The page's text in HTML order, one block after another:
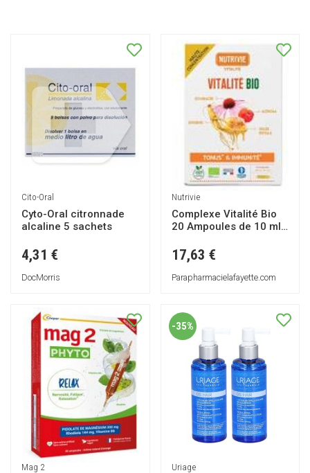
Cito-Oral
Cyto-Oral citronnade
alcaline 5 sachets
4,31 €
DocMorris
Nutrivie
Complexe Vitalité Bio
20 Ampoules de 10 ml -
15 ml
17,63 €
Parapharmacielafayette.com
Mag 2
-35%
Uriage